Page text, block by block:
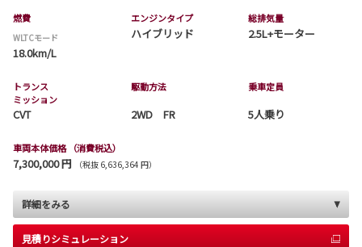
燃費
WLTCモード
18.0km/L
エンジンタイプ
ハイブリッド
総排気量
2.5L+モーター
トランス
ミッション
CVT
駆動方法
2WD FR
乗車定員
5人乗り
車両本体価格 （消費税込）
7,300,000 円 （税抜 6,636,364 円）
詳細をみる
見積りシミュレーション